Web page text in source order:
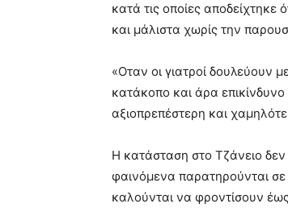
κατά τις οποίες αποδείχτηκε
και μάλιστα χωρίς την
«Οταν οι γιατροί δουλεύουν
κατάκοπο και άρα
αξιοπρεπέστερη και
Η κατάσταση στο Τζάνειο δεν
φαινόμενα παρατηρούνται
καλούνται να φροντίσουν